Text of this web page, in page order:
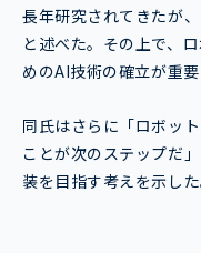
長年研究されてきたが
と述べた。その上で、
めのAI技術の確立が重要
同氏はさらに「ロボッ
ことが次のステップだ
装を目指す考えを示した